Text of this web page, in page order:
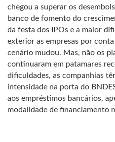
chegou a superar os
banco de fomento do
da festa dos IPOs e a maior
exterior as empresas por
cenário mudou. Mas, não os
continuaram em patamares
dificuldades, as companhias
intensidade na porta do
aos empréstimos bancários,
modalidade de financiamento